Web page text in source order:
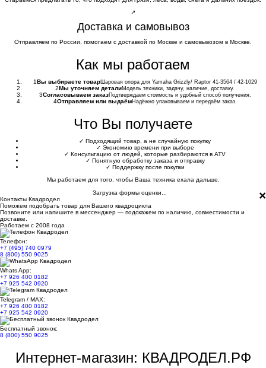
↗
Доставка и самовывоз
Отправляем по России, помогаем с доставкой по Москве и самовывозом в Москве.
Как мы работаем
1 Вы выбираете товарШаровая опора для Yamaha Grizzly/ Raptor 41-3564 / 42-1029
2 Мы уточняем деталиМодель техники, задачу, наличие, доставку.
3Согласовываем заказПодтверждаем стоимость и удобный способ получения.
4Отправляем или выдаёмНадёжно упаковываем и передаём заказ.
Что Вы получаете
✓ Подходящий товар, а не случайную покупку
✓ Экономию времени при выборе
✓ Консультацию от людей, которые разбираются в ATV
✓ Понятную обработку заказа и отправку
✓ Поддержку после покупки
Мы работаем для того, чтобы Ваша техника ехала дальше.
×
Загрузка формы оценки...
Контакты Квадродел
Поможем подобрать товар для Вашего квадроцикла
Позвоните или напишите в мессенджер — подскажем по наличию, совместимости и
доставке.
Работаем с 2008 года
Телефон:
+7 (495) 740 0979
8 (800) 550 9025
Whats App:
+7 926 400 0182
+7 925 542 0920
Telegram / MAX:
+7 926 400 0182
+7 925 542 0920
Бесплатный звонок:
8 (800) 550 9025
Интернет-магазин: КВАДРОДЕЛ.РФ